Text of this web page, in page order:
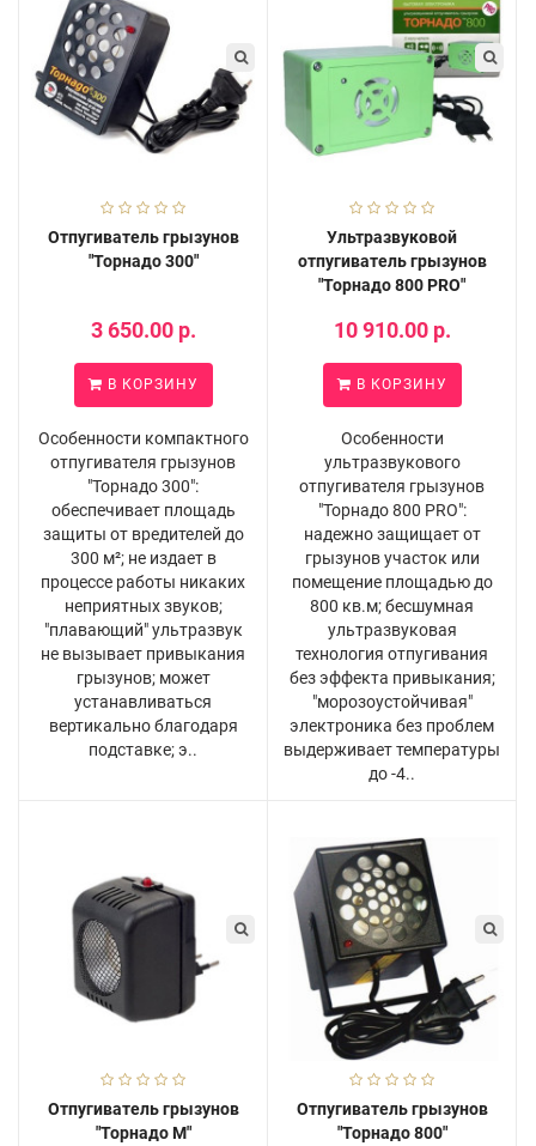
Отпугиватель грызунов
"Торнадо 300"
3 650.00 р.
В КОРЗИНУ
Особенности компактного
отпугивателя грызунов
"Торнадо 300":
обеспечивает площадь
защиты от вредителей до
300 м²; не издает в
процессе работы никаких
неприятных звуков;
"плавающий" ультразвук
не вызывает привыкания
грызунов; может
устанавливаться
вертикально благодаря
подставке; э..
Ультразвуковой
отпугиватель грызунов
"Торнадо 800 PRO"
10 910.00 р.
В КОРЗИНУ
Особенности
ультразвукового
отпугивателя грызунов
"Торнадо 800 PRO":
надежно защищает от
грызунов участок или
помещение площадью до
800 кв.м; бесшумная
ультразвуковая
технология отпугивания
без эффекта привыкания;
"морозоустойчивая"
электроника без проблем
выдерживает температуры
до -4..
Отпугиватель грызунов
"Торнадо М"
Отпугиватель грызунов
"Торнадо 800"